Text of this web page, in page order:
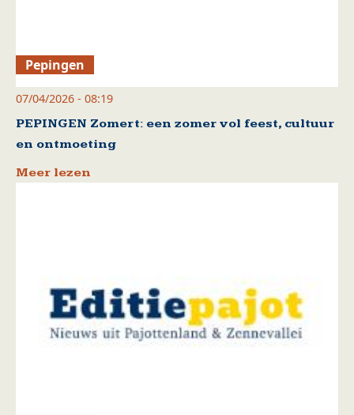
Pepingen
07/04/2026 - 08:19
PEPINGEN Zomert: een zomer vol feest, cultuur
en ontmoeting
Meer lezen